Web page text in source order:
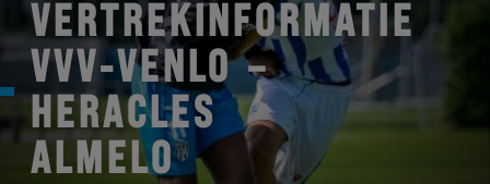
VERTREKINFORMATIE
VVV-VENLO –
HERACLES
ALMELO